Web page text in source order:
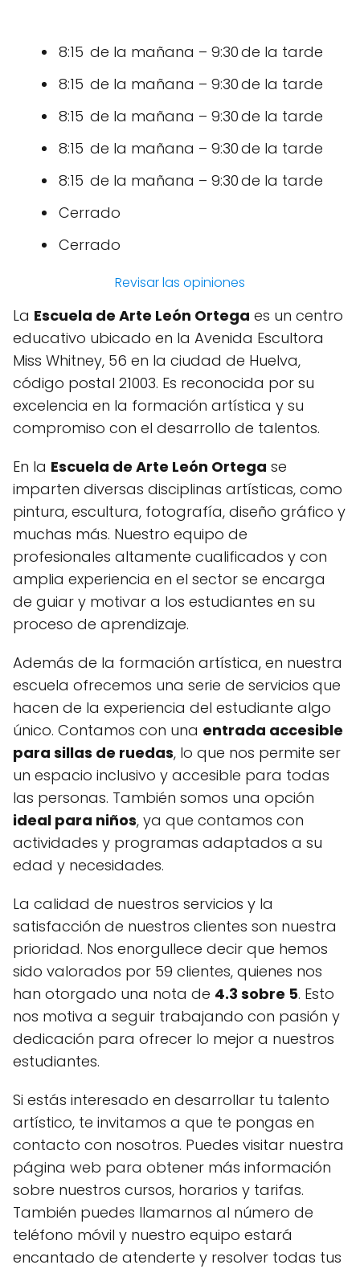
8:15 de la mañana – 9:30 de la tarde
8:15 de la mañana – 9:30 de la tarde
8:15 de la mañana – 9:30 de la tarde
8:15 de la mañana – 9:30 de la tarde
8:15 de la mañana – 9:30 de la tarde
Cerrado
Cerrado
Revisar las opiniones
La Escuela de Arte León Ortega es un centro
educativo ubicado en la Avenida Escultora
Miss Whitney, 56 en la ciudad de Huelva,
código postal 21003. Es reconocida por su
excelencia en la formación artística y su
compromiso con el desarrollo de talentos.
En la Escuela de Arte León Ortega se
imparten diversas disciplinas artísticas, como
pintura, escultura, fotografía, diseño gráfico y
muchas más. Nuestro equipo de
profesionales altamente cualificados y con
amplia experiencia en el sector se encarga
de guiar y motivar a los estudiantes en su
proceso de aprendizaje.
Además de la formación artística, en nuestra
escuela ofrecemos una serie de servicios que
hacen de la experiencia del estudiante algo
único. Contamos con una entrada accesible
para sillas de ruedas, lo que nos permite ser
un espacio inclusivo y accesible para todas
las personas. También somos una opción
ideal para niños, ya que contamos con
actividades y programas adaptados a su
edad y necesidades.
La calidad de nuestros servicios y la
satisfacción de nuestros clientes son nuestra
prioridad. Nos enorgullece decir que hemos
sido valorados por 59 clientes, quienes nos
han otorgado una nota de 4.3 sobre 5. Esto
nos motiva a seguir trabajando con pasión y
dedicación para ofrecer lo mejor a nuestros
estudiantes.
Si estás interesado en desarrollar tu talento
artístico, te invitamos a que te pongas en
contacto con nosotros. Puedes visitar nuestra
página web para obtener más información
sobre nuestros cursos, horarios y tarifas.
También puedes llamarnos al número de
teléfono móvil y nuestro equipo estará
encantado de atenderte y resolver todas tus